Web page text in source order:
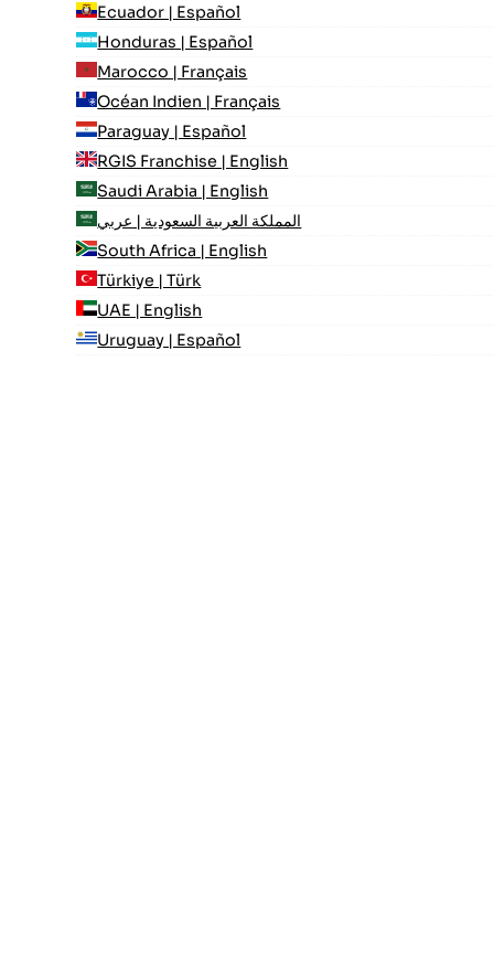
Ecuador | Español
Honduras | Español
Marocco | Français
Océan Indien | Français
Paraguay | Español
RGIS Franchise | English
Saudi Arabia | English
المملكة العربية السعودية | عربي
South Africa | English
Türkiye | Türk
UAE | English
Uruguay | Español